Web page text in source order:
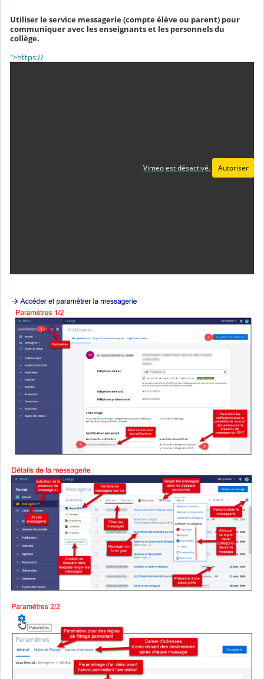
Utiliser le service messagerie (compte élève ou parent) pour
communiquer avec les enseignants et les personnels du
collège.
">https://
Vimeo est désactivé. Autoriser